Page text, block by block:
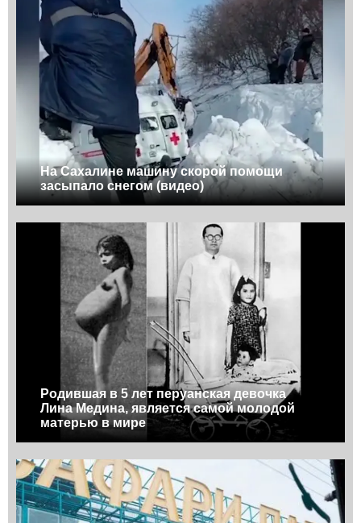
На Сахалине машину скорой помощи
засыпало снегом (видео)
Родившая в 5 лет перуанская девочка
Лина Медина, является самой молодой
матерью в мире